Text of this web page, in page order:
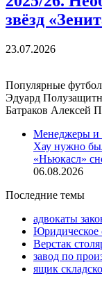
звёзд
23.07.2026
Популярные
Эдуард
Батраков Алексей
Менеджеры и
Хау нужно
«Ньюкасл»
06.08.2026
Последние темы
адвокаты
Юридическое
Верстак
завод по
ящик